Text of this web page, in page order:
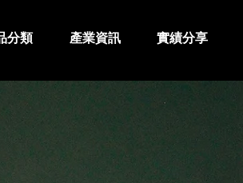
分類 產業資訊 實績分享